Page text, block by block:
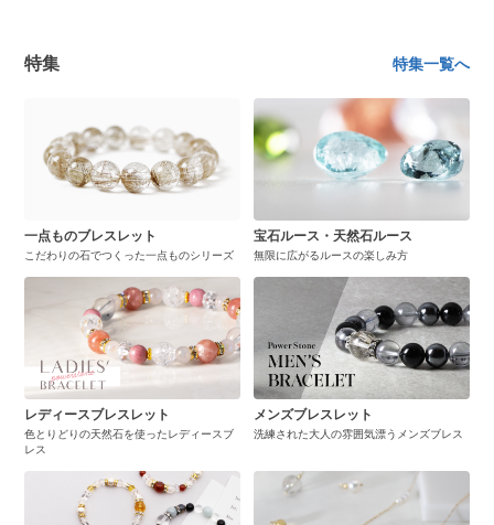
特集 特集一覧へ
一点ものブレスレット
こだわりの石でつくった一点ものシリーズ
宝石ルース・天然石ルース
無限に広がるルースの楽しみ方
レディースブレスレット
色とりどりの天然石を使ったレディースブ
レス
メンズブレスレット
洗練された大人の雰囲気漂うメンズブレス